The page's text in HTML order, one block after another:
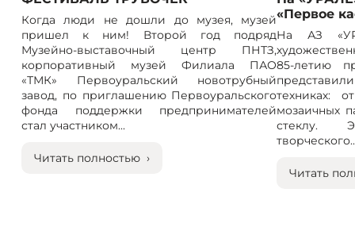
Когда люди не дошли до музея, музей
пришел к ним! Второй год подряд
Музейно-выставочный центр ПНТЗ,
корпоративный музей Филиала ПАО
«ТМК» Первоуральский новотрубный
завод, по приглашению Первоуральского
фонда поддержки предпринимателей
стал участником...
Читать полностью ›
«Первое
На АЗ
85-летию
техниках:
мозаичных
стеклу.
Читать